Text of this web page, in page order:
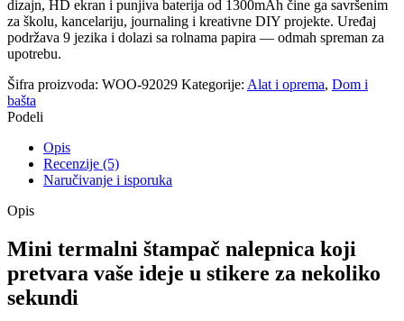
dizajn, HD ekran i punjiva baterija od 1300mAh čine ga savršenim
za školu, kancelariju, journaling i kreativne DIY projekte. Uređaj
podržava 9 jezika i dolazi sa rolnama papira — odmah spreman za
upotrebu.
Šifra proizvoda: WOO-92029 Kategorije: Alat i oprema, Dom i
bašta
Podeli
Opis
Recenzije (5)
Naručivanje i isporuka
Opis
Mini termalni štampač nalepnica koji
pretvara vaše ideje u stikere za nekoliko
sekundi